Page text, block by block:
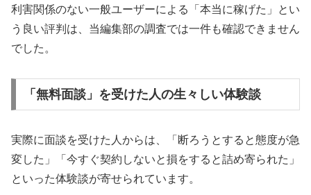
利害関係のない一般ユーザーによる「本当に稼げた」とい
う良い評判は、当編集部の調査では一件も確認できません
でした。
「無料面談」を受けた人の生々しい体験談
実際に面談を受けた人からは、「断ろうとすると態度が急
変した」「今すぐ契約しないと損をすると詰め寄られた」
といった体験談が寄せられています。